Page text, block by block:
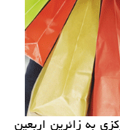
به زائرین اربعین